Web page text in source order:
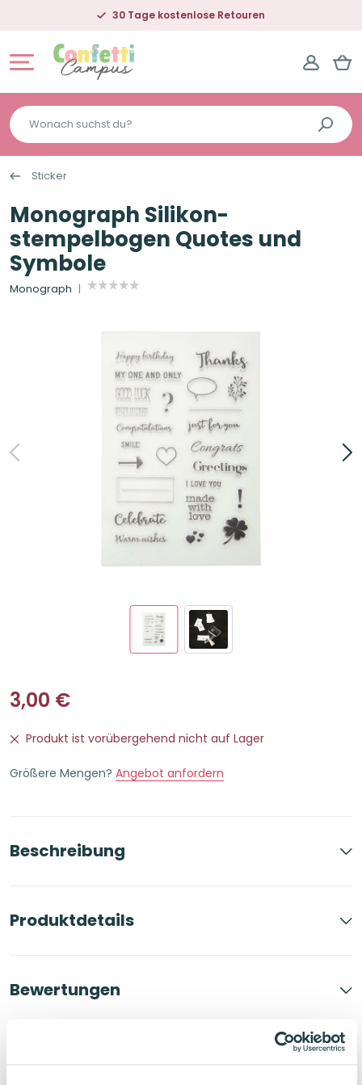
30 Tage kostenlose Retouren
Wonach
suchst
du?
Sticker
Monograph Silikon-
stempelbogen Quotes und
Symbole
Monograph
3,00 €
Produkt ist vorübergehend nicht auf Lager
Größere Mengen? Angebot anfordern
Beschreibung
Produktdetails
Bewertungen